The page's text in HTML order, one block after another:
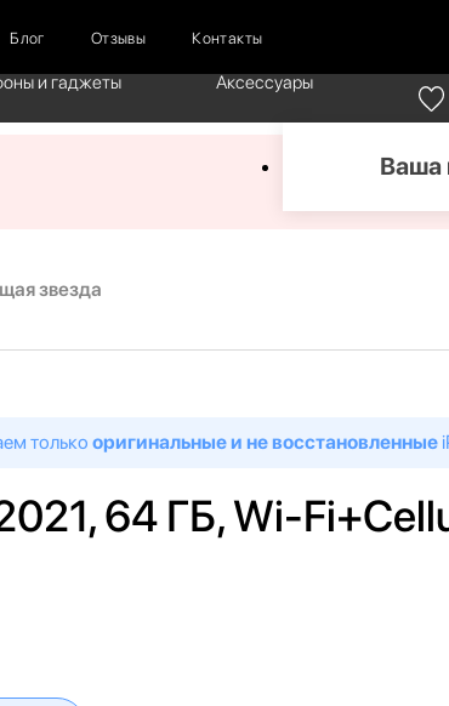
Блог Отзывы Контакты
и гаджеты
Аксессуары
Ваша
звезда
только оригинальные и не восстановленные
64 ГБ, Wi-